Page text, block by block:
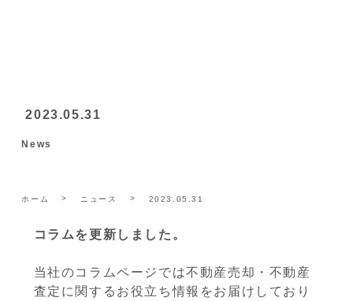
2023.05.31
News
ホーム ニュース 2023.05.31
コラムを更新しました。
当社のコラムページでは不動産売却・不動産
査定に関するお役立ち情報をお届けしており